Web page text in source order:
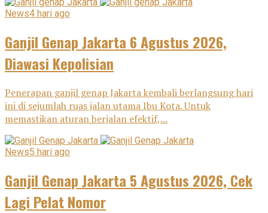
News4 hari ago
Ganjil Genap Jakarta 6 Agustus 2026,
Diawasi Kepolisian
Penerapan ganjil genap Jakarta kembali berlangsung hari
ini di sejumlah ruas jalan utama Ibu Kota. Untuk
memastikan aturan berjalan efektif,...
News5 hari ago
Ganjil Genap Jakarta 5 Agustus 2026, Cek
Lagi Pelat Nomor